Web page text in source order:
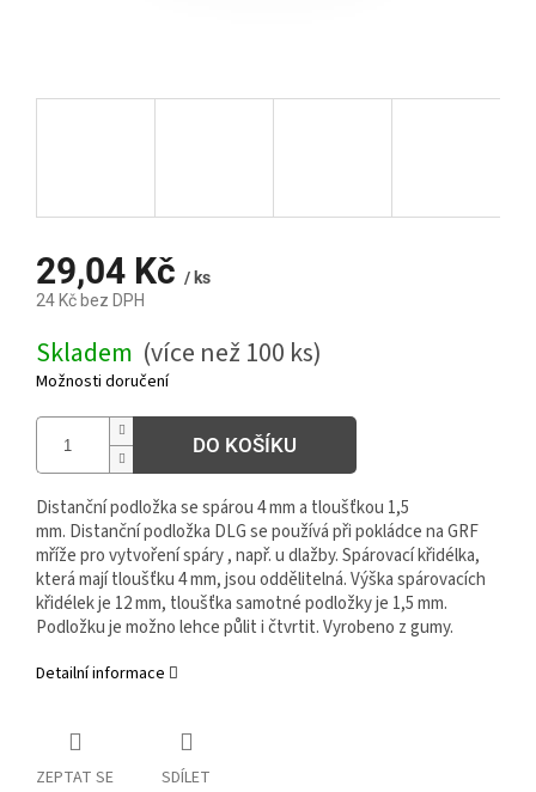
29,04 Kč / ks
24 Kč bez DPH
cena:
Skladem (více než 100 ks)
Možnosti doručení
DO KOŠÍKU
Distanční podložka se spárou 4 mm a tloušťkou 1,5
mm. Distanční podložka DLG se používá při pokládce na GRF
mříže pro vytvoření spáry , např. u dlažby. Spárovací křidélka,
která mají tloušťku 4 mm, jsou oddělitelná. Výška spárovacích
křidélek je 12 mm, tloušťka samotné podložky je 1,5 mm.
Podložku je možno lehce půlit i čtvrtit. Vyrobeno z gumy.
Detailní informace
ZEPTAT SE SDÍLET